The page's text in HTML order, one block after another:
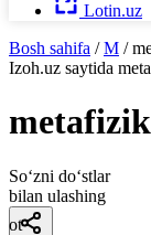
Lotin.uz
Bosh sahifa / M /
Izoh.uz saytida
So‘zni do‘stlar
bilan ulashing
ot